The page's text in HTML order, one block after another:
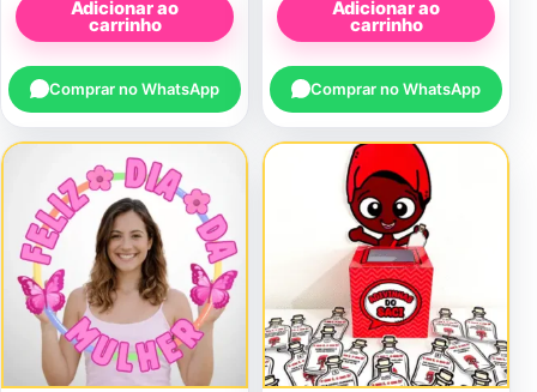
Adicionar ao
carrinho
Comprar no WhatsApp
Adicionar ao
carrinho
Comprar no WhatsApp